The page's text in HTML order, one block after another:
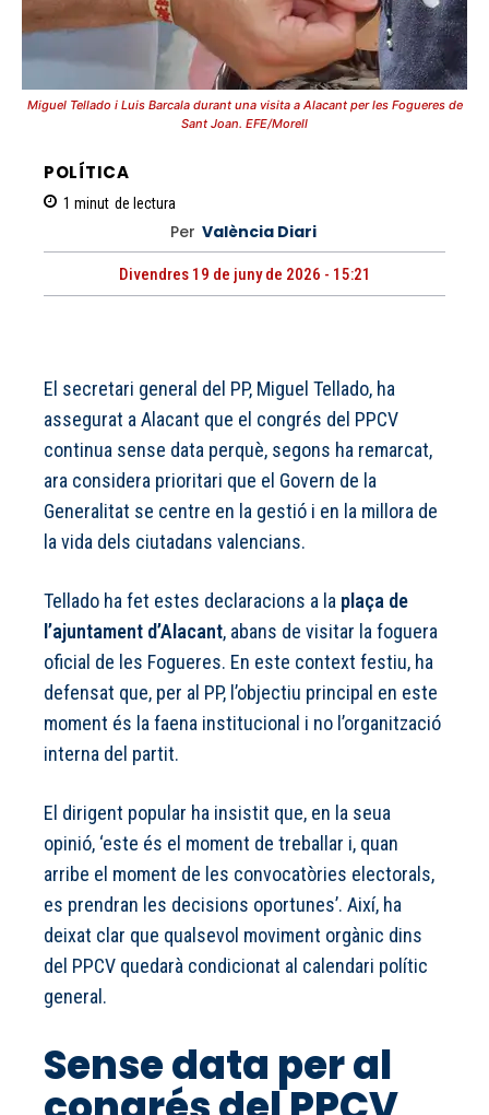
Miguel Tellado i Luis Barcala durant una visita a Alacant per les Fogueres de
Sant Joan. EFE/Morell
POLÍTICA
1 minut de lectura
Per València Diari
Divendres 19 de juny de 2026 - 15:21
El secretari general del PP, Miguel Tellado, ha
assegurat a Alacant que el congrés del PPCV
continua sense data perquè, segons ha remarcat,
ara considera prioritari que el Govern de la
Generalitat se centre en la gestió i en la millora de
la vida dels ciutadans valencians.
Tellado ha fet estes declaracions a la plaça de
l’ajuntament d’Alacant, abans de visitar la foguera
oficial de les Fogueres. En este context festiu, ha
defensat que, per al PP, l’objectiu principal en este
moment és la faena institucional i no l’organització
interna del partit.
El dirigent popular ha insistit que, en la seua
opinió, ‘este és el moment de treballar i, quan
arribe el moment de les convocatòries electorals,
es prendran les decisions oportunes’. Així, ha
deixat clar que qualsevol moviment orgànic dins
del PPCV quedarà condicionat al calendari polític
general.
Sense data per al